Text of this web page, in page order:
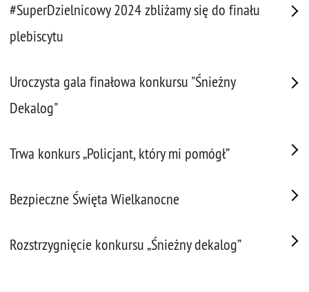
#SuperDzielnicowy 2024 zbliżamy się do finału
plebiscytu
Uroczysta gala finałowa konkursu "Śnieżny
Dekalog"
Trwa konkurs „Policjant, który mi pomógł”
Bezpieczne Święta Wielkanocne
Rozstrzygnięcie konkursu „Śnieżny dekalog”